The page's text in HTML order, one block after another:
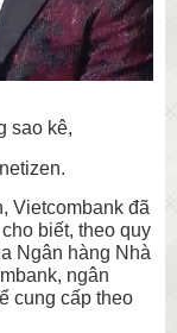
sao kê,
Vietcombank đã
biết, theo quy
Ngân hàng Nhà
ngân
cung cấp theo